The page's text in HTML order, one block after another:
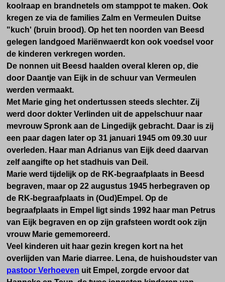
koolraap en brandnetels om stamppot te maken. Ook
kregen ze via de families Zalm en Vermeulen Duitse
"kuch' (bruin brood). Op het ten noorden van Beesd
gelegen landgoed Mariënwaerdt kon ook voedsel voor
de kinderen verkregen worden.
De nonnen uit Beesd haalden overal kleren op, die
door Daantje van Eijk in de schuur van Vermeulen
werden vermaakt.
Met Marie ging het ondertussen steeds slechter. Zij
werd door dokter Verlinden uit de appelschuur naar
mevrouw Spronk aan de Lingedijk gebracht. Daar is zij
een paar dagen later op 31 januari 1945 om 09.30 uur
overleden. Haar man Adrianus van Eijk deed daarvan
zelf aangifte op het stadhuis van Deil.
Marie werd tijdelijk op de RK-begraafplaats in Beesd
begraven, maar op 22 augustus 1945 herbegraven op
de RK-begraafplaats in (Oud)Empel. Op de
begraafplaats in Empel ligt sinds 1992 haar man Petrus
van Eijk begraven en op zijn grafsteen wordt ook zijn
vrouw Marie gememoreerd.
Veel kinderen uit haar gezin kregen kort na het
overlijden van Marie diarree. Lena, de huishoudster van
pastoor Verhoeven uit Empel, zorgde ervoor dat